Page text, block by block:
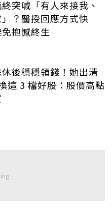
突喊「有人來接我、
？醫授回應方式快
抱憾終生
後穩穩領錢！她出清
這 3 檔好股：股價高點